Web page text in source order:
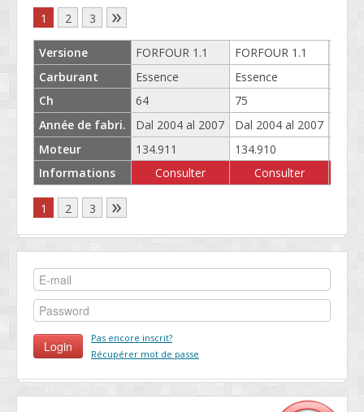
1 2 3 »
Versione
Carburant
Ch
Année de fabri.
Moteur
Informations
FORFOUR 1.1
Essence
64
Dal 2004 al 2007
134.911
Consulter
FORFOUR 1.1
Essence
75
Dal 2004 al 2007
134.910
Consulter
1 2 3 »
Pas encore inscrit?
Récupérer mot de passe